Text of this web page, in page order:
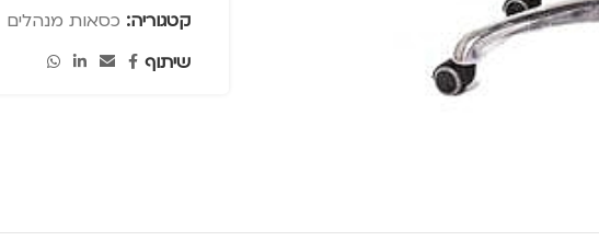
קטגוריה: כסאות מנהלים
שיתוף